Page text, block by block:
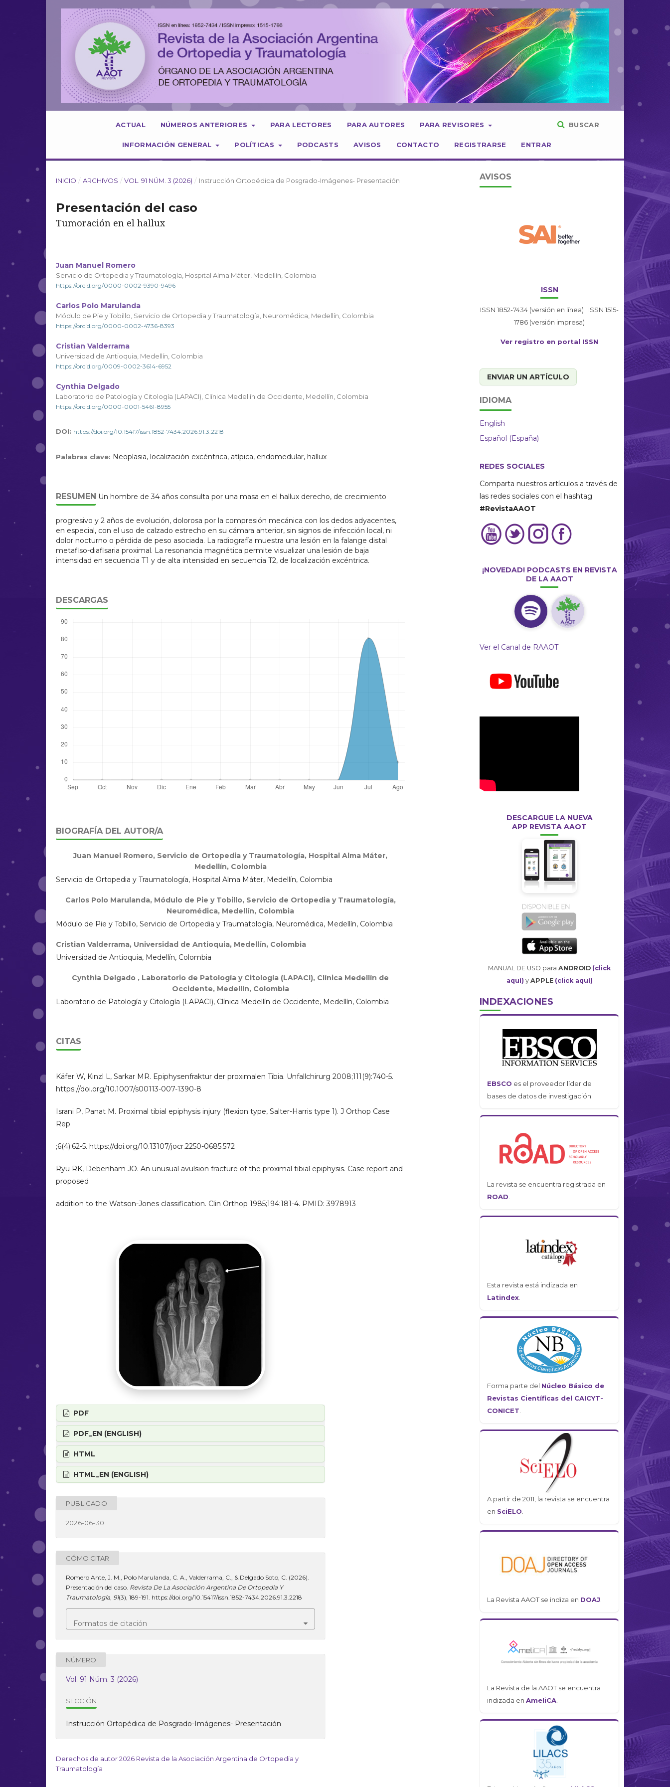
ACTUAL NÚMEROS ANTERIORES PARA LECTORES PARA AUTORES PARA REVISORES
INFORMACIÓN GENERAL POLÍTICAS PODCASTS AVISOS CONTACTO REGISTRARSE ENTRAR
BUSCAR
INICIO / ARCHIVOS / VOL. 91 NÚM. 3 (2026) / Instrucción Ortopédica de Posgrado-Imágenes- Presentación
Presentación del caso
Tumoración en el hallux
Juan Manuel Romero
Servicio de Ortopedia y Traumatología, Hospital Alma Máter, Medellín, Colombia
https://orcid.org/0000-0002-9390-9496
Carlos Polo Marulanda
Módulo de Pie y Tobillo, Servicio de Ortopedia y Traumatología, Neuromédica, Medellín, Colombia
https://orcid.org/0000-0002-4736-8393
Cristian Valderrama
Universidad de Antioquia, Medellín, Colombia
https://orcid.org/0009-0002-3614-6952
Cynthia Delgado
Laboratorio de Patología y Citología (LAPACI), Clínica Medellín de Occidente, Medellín, Colombia
https://orcid.org/0000-0001-5461-8955
DOI: https://doi.org/10.15417/issn.1852-7434.2026.91.3.2218
Palabras clave: Neoplasia, localización excéntrica, atípica, endomedular, hallux
RESUMEN Un hombre de 34 años consulta por una masa en el hallux derecho, de crecimiento
progresivo y 2 años de evolución, dolorosa por la compresión mecánica con los dedos adyacentes,
en especial, con el uso de calzado estrecho en su cámara anterior, sin signos de infección local, ni
dolor nocturno o pérdida de peso asociada. La radiografía muestra una lesión en la falange distal
metafiso-diafisaria proximal. La resonancia magnética permite visualizar una lesión de baja
intensidad en secuencia T1 y de alta intensidad en secuencia T2, de localización excéntrica.
DESCARGAS
BIOGRAFÍA DEL AUTOR/A
Juan Manuel Romero, Servicio de Ortopedia y Traumatología, Hospital Alma Máter,
Medellín, Colombia
Servicio de Ortopedia y Traumatología, Hospital Alma Máter, Medellín, Colombia
Carlos Polo Marulanda, Módulo de Pie y Tobillo, Servicio de Ortopedia y Traumatología,
Neuromédica, Medellín, Colombia
Módulo de Pie y Tobillo, Servicio de Ortopedia y Traumatología, Neuromédica, Medellín, Colombia
Cristian Valderrama, Universidad de Antioquia, Medellín, Colombia
Universidad de Antioquia, Medellín, Colombia
Cynthia Delgado , Laboratorio de Patología y Citología (LAPACI), Clínica Medellín de
Occidente, Medellín, Colombia
Laboratorio de Patología y Citología (LAPACI), Clínica Medellín de Occidente, Medellín, Colombia
CITAS
Käfer W, Kinzl L, Sarkar MR. Epiphysenfraktur der proximalen Tibia. Unfallchirurg 2008;111(9):740-5.
https://doi.org/10.1007/s00113-007-1390-8
Israni P, Panat M. Proximal tibial epiphysis injury (flexion type, Salter-Harris type 1). J Orthop Case
Rep
;6(4):62-5. https://doi.org/10.13107/jocr.2250-0685.572
Ryu RK, Debenham JO. An unusual avulsion fracture of the proximal tibial epiphysis. Case report and
proposed
addition to the Watson-Jones classification. Clin Orthop 1985;194:181-4. PMID: 3978913
PDF
PDF_EN (ENGLISH)
HTML
HTML_EN (ENGLISH)
PUBLICADO
2026-06-30
CÓMO CITAR
Romero Ante, J. M., Polo Marulanda, C. A., Valderrama, C., & Delgado Soto, C. (2026).
Presentación del caso. Revista De La Asociación Argentina De Ortopedia Y
Traumatología, 91(3), 189-191. https://doi.org/10.15417/issn.1852-7434.2026.91.3.2218
Formatos de citación
NÚMERO
Vol. 91 Núm. 3 (2026)
SECCIÓN
Instrucción Ortopédica de Posgrado-Imágenes- Presentación
Derechos de autor 2026 Revista de la Asociación Argentina de Ortopedia y
Traumatología
AVISOS
ISSN
ISSN 1852-7434 (versión en línea) | ISSN 1515-
1786 (versión impresa)
Ver registro en portal ISSN
ENVIAR UN ARTÍCULO
IDIOMA
English
Español (España)
REDES SOCIALES
Comparta nuestros artículos a través de
las redes sociales con el hashtag
#RevistaAAOT
¡NOVEDAD! PODCASTS EN REVISTA
DE LA AAOT
Ver el Canal de RAAOT
DESCARGUE LA NUEVA
APP REVISTA AAOT
MANUAL DE USO para ANDROID (click
aquí) y APPLE (click aquí)
INDEXACIONES
EBSCO es el proveedor líder de
bases de datos de investigación.
La revista se encuentra registrada en
ROAD.
Esta revista está indizada en
Latindex.
Forma parte del Núcleo Básico de
Revistas Científicas del CAICYT-
CONICET.
A partir de 2011, la revista se encuentra
en SciELO.
La Revista AAOT se indiza en DOAJ.
La Revista de la AAOT se encuentra
indizada en AmeliCA.